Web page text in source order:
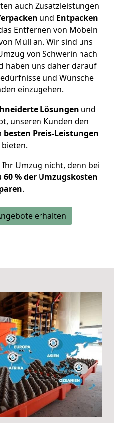
auch Zusatzleistungen
und Entpacken
Entfernen von Möbeln
Müll an. Wir sind uns
von Schwerin nach
haben uns daher darauf
und Wünsche
einzugehen.
Lösungen und
unseren Kunden den
besten Preis-Leistungen
bieten.
Umzug nicht, denn bei
60 % der Umzugskosten
.
erhalten